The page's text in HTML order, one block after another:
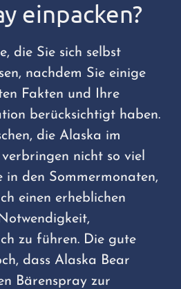
einpacken?
die Sie sich selbst
nachdem Sie einige
Fakten und Ihre
berücksichtigt haben.
die Alaska im
nicht so viel
in den Sommermonaten,
einen erheblichen
zu führen. Die gute
dass Alaska Bear
Bärenspray zur